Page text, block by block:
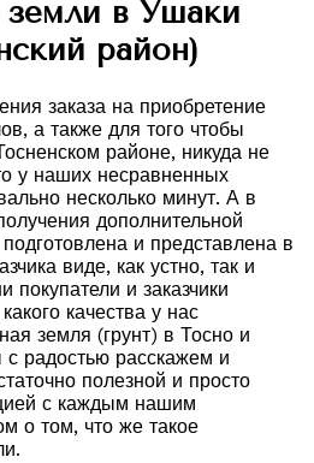
земли в Ушаки
район)
заказа на приобретение
а также для того чтобы
районе, никуда не
у наших несравненных
несколько минут. А в
дополнительной
и представлена в
виде, как устно, так и
и заказчики
качества у нас
земля (грунт) в Тосно и
радостью расскажем и
полезной и просто
с каждым нашим
о том, что же такое